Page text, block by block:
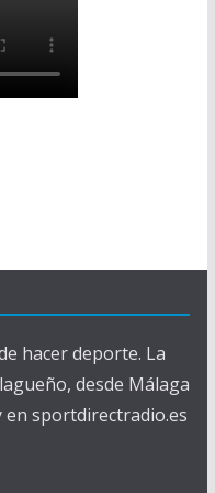
hacer deporte. La
desde Málaga
en sportdirectradio.es